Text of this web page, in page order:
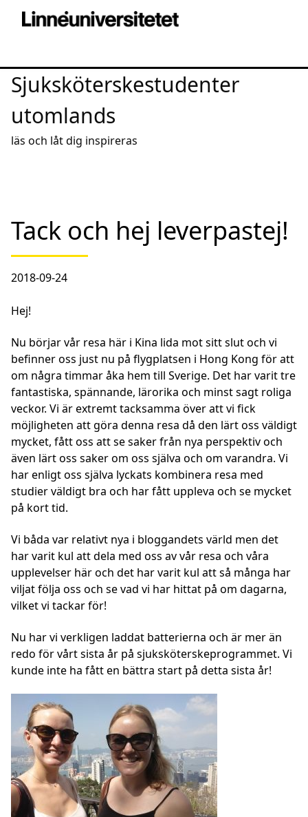
Sjuksköterskestudenter
utomlands
läs och låt dig inspireras
Tack och hej leverpastej!
2018-09-24
Hej!
Nu börjar vår resa här i Kina lida mot sitt slut och vi
befinner oss just nu på flygplatsen i Hong Kong för att
om några timmar åka hem till Sverige. Det har varit tre
fantastiska, spännande, lärorika och minst sagt roliga
veckor. Vi är extremt tacksamma över att vi fick
möjligheten att göra denna resa då den lärt oss väldigt
mycket, fått oss att se saker från nya perspektiv och
även lärt oss saker om oss själva och om varandra. Vi
har enligt oss själva lyckats kombinera resa med
studier väldigt bra och har fått uppleva och se mycket
på kort tid.
Vi båda var relativt nya i bloggandets värld men det
har varit kul att dela med oss av vår resa och våra
upplevelser här och det har varit kul att så många har
viljat följa oss och se vad vi har hittat på om dagarna,
vilket vi tackar för!
Nu har vi verkligen laddat batterierna och är mer än
redo för vårt sista år på sjuksköterskeprogrammet. Vi
kunde inte ha fått en bättra start på detta sista år!